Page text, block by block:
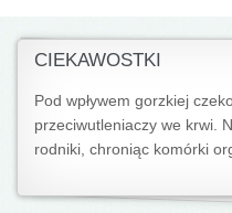
CIEKAWOSTKI
Pod wpływem gorzkiej
przeciwutleniaczy we krwi.
rodniki, chroniąc komórki